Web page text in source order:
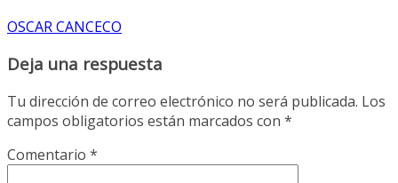
OSCAR CANCECO
Deja una respuesta
Tu dirección de correo electrónico no será publicada. Los
campos obligatorios están marcados con *
Comentario *